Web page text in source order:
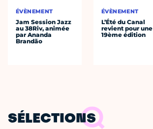
ÉVÈNEMENT
Jam Session Jazz
au 38Riv, animée
par Ananda
Brandão
ÉVÈNEMENT
L’Été du Canal
revient pour une
19ème édition
SÉLECTIONS